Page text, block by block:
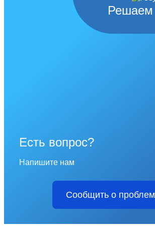
Решаем
Есть вопрос?
Напишите нам
Сообщить о